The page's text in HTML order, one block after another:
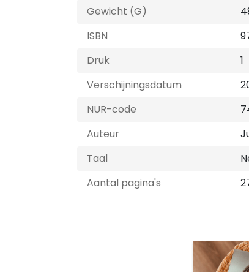
Gewicht (G)
ISBN
Druk
1
Verschijningsdatum
NUR-code
Auteur
Taal
Aantal pagina's